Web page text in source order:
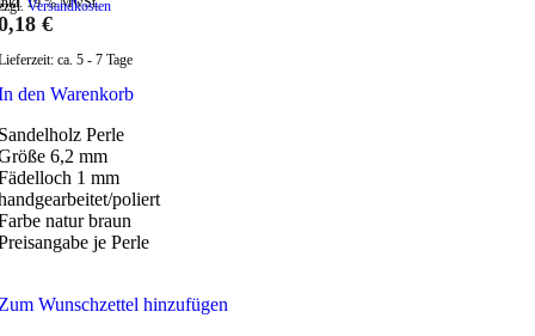
Versandkosten
€
ca. 5 - 7 Tage
den Warenkorb
Perle
6,2 mm
1 mm
poliert
natur braun
je Perle
Wunschzettel hinzufügen